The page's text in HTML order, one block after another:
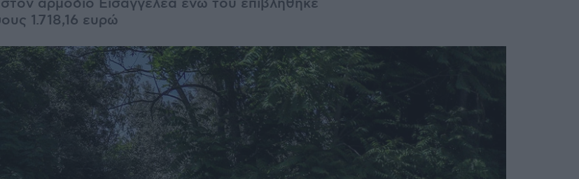
αρμόδιο Εισαγγελέα ενώ του επιβλήθηκε
1.718,16 ευρώ